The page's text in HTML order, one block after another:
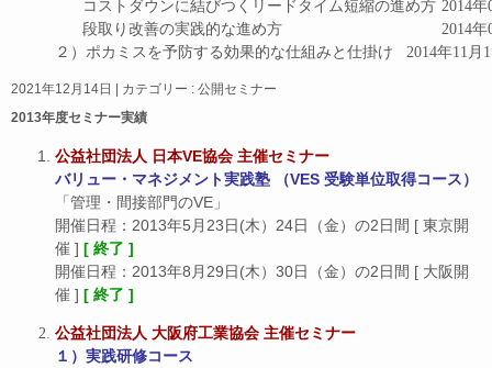
コストダウンに結びつ
段取り改善の実践
２）ポカミスを予防する効果的な仕組
2021年12月14日 カテゴリー : 公開セミナー
2013年度セミナー実績
公益社団法人 日本VE協会 主催セミナー
バリュー・マネジメント実践塾 （VES 受験単位取得コース）
「管理・間接部門のVE」
開催日程：2013年5月23日(木）24日（金）の2日間 [ 東京開
催 ] [ 終了 ]
開催日程：2013年8月29日(木）30日（金）の2日間 [ 大阪開
催 ] [ 終了 ]
公益社団法人 大阪府工業協会 主催セミナー
１）実践研修コース